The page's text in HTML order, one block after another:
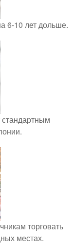
6-10 лет дольше.
торговать
местах.